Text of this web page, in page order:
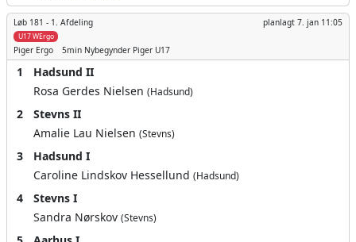
Løb 181 - 1. Afdeling planlagt 7. jan 11:05
U17 WErgo
Piger Ergo 5min Nybegynder Piger U17
1
Hadsund II
Rosa Gerdes Nielsen (Hadsund)
2
Stevns II
Amalie Lau Nielsen (Stevns)
3
Hadsund I
Caroline Lindskov Hessellund (Hadsund)
4
Stevns I
Sandra Nørskov (Stevns)